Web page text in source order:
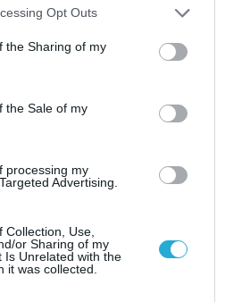
app uses one or more Google
usage behaviour. You may click to
Google and its third-party tags to
specified purposes in below Google
Opt Outs
the Sharing of my
the Sale of my
processing my
Advertising.
Use,
or Sharing of my
Is Unrelated with the
it was collected.
φωτογραφίες